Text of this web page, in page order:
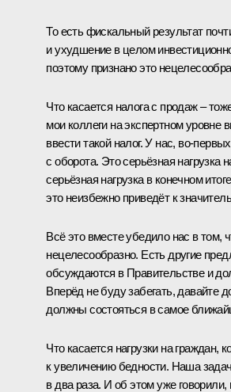
То есть фискальный результат
и ухудшение в целом
поэтому признано это
Что касается налога с продаж –
мои коллеги на экспертном уровне
ввести такой налог. У нас, во-
с оборота. Это серьёзная нагрузка
серьёзная нагрузка в конечном
это неизбежно приведёт к
Всё это вместе убедило нас в том,
нецелесообразно. Есть другие
обсуждаются в Правительстве и
Вперёд не буду забегать, давайте
должны состояться в самое
Что касается нагрузки на граждан,
к увеличению бедности. Наша
в два раза. И об этом уже говорили,